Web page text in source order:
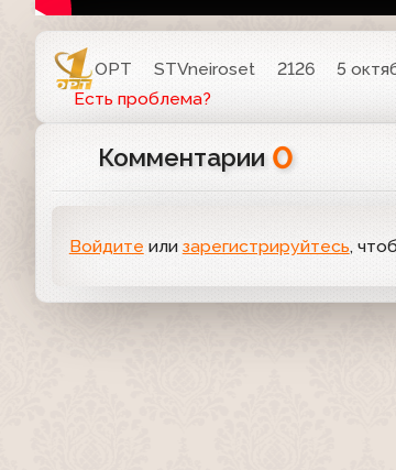
ОРТ STVneiroset 2126
5
Есть проблема?
Комментарии 0
Войдите или зарегистрируйтесь,